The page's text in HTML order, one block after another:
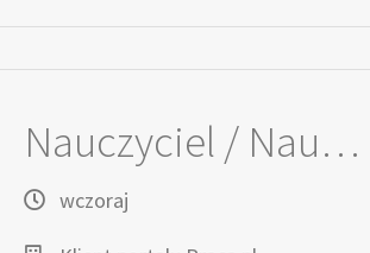
Nauczyciel / Nauczycielka - Opieka Medyczna
wczoraj